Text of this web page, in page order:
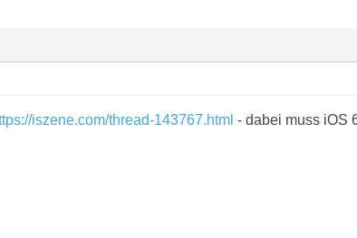
iszene.com/thread-143767.html - dabei muss iOS